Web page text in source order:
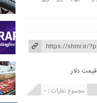
قیمت دلار
مجموع نظرات : 0